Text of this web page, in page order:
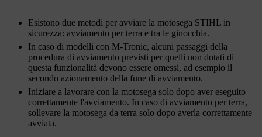
Esistono due metodi per avviare la motosega STIHL in
sicurezza: avviamento per terra e tra le ginocchia.
In caso di modelli con M-Tronic, alcuni passaggi della
procedura di avviamento previsti per quelli non dotati di
questa funzionalità devono essere omessi, ad esempio il
secondo azionamento della fune di avviamento.
Iniziare a lavorare con la motosega solo dopo aver eseguito
correttamente l'avviamento. In caso di avviamento per terra,
sollevare la motosega da terra solo dopo averla correttamente
avviata.